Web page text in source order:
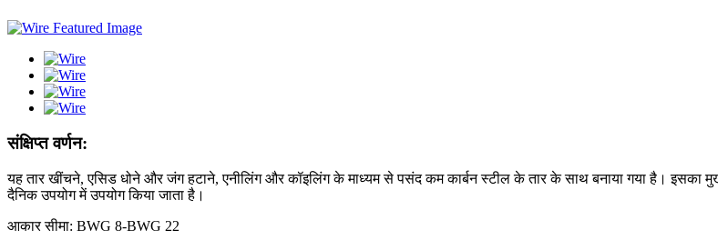
संक्षिप्त वर्णन:
यह तार खींचने, एसिड धोने और जंग हटाने, एनीलिंग और कॉइलिंग के माध्यम से पसंद कम कार्बन स्टील के तार के साथ बनाया गया है। इसका
दैनिक उपयोग में उपयोग किया जाता है।
आकार सीमा: BWG 8-BWG 22